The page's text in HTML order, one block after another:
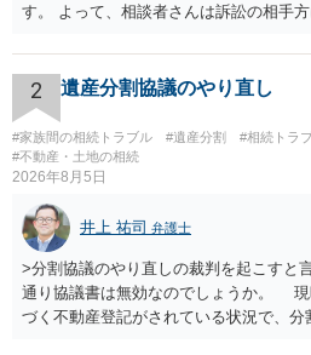
す。 よって、相談者さんは訴訟の相手
理証明を家庭裁判所で取得し、コピー
してください。 質問２について 請求棄
ば、第１回期日は出席する必要があり
があり出席できない）との記載で十分で
はないので、ｍｉｎｔｓでの提出の必要
限までに届けばよい）で十分です。 詳
にお問い合わせください。 以上、ご参考
2 遺産分割協議のやり直し
#家族間の相続トラブル #遺産分割
#相続トラ
#不動産・土地の相続
2026年8月5日
井上 祐司 弁護士
>分割協議のやり直しの裁判を起こすと
通り協議書は無効なのでしょうか。 現
づく不動産登記がされている状況で、